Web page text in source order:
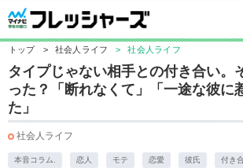
トップ > 社会人ライフ > 社会人ライフ
タイプじゃない相手との付き合い。
った？「断れなくて」「一途な彼に
た」
社会人ライフ
本音コラム. 恋人 モテ 恋愛 彼氏 付き